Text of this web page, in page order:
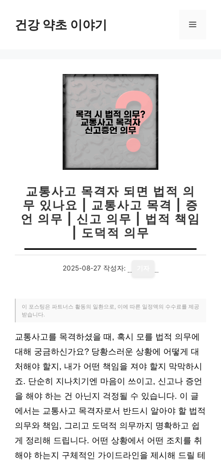
건강 약초 이야기 메
교통사고 목격자 되면 법적 의
무 있나요 | 교통사고 목격 | 증
언 의무 | 신고 의무 | 법적 책임
| 도덕적 의무
2025-08-27 작성자:
이 포스팅은 파트너스 활동의 일환으로, 이에 따른 일정액의 수수료를 제공
받습니다.
교통사고를 목격하셨을 때, 혹시 모를 법적 의무에
대해 궁금하신가요? 당황스러운 상황에 어떻게 대
처해야 할지, 내가 어떤 책임을 져야 할지 막막하시
죠. 단순히 지나치기엔 마음이 쓰이고, 신고나 증언
을 해야 하는 건 아닌지 걱정될 수 있습니다. 이 글
에서는 교통사고 목격자로서 반드시 알아야 할 법적
의무와 책임, 그리고 도덕적 의무까지 명확하고 쉽
게 정리해 드립니다. 어떤 상황에서 어떤 조치를 취
해야 하는지 구체적인 가이드라인을 제시해 드릴 테